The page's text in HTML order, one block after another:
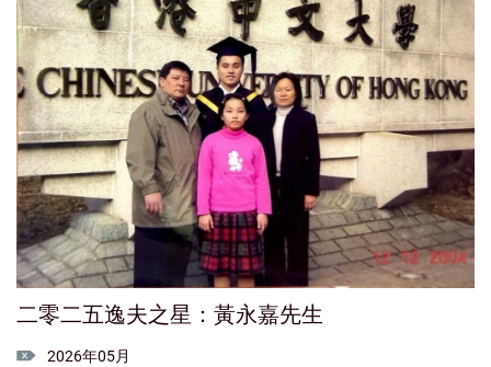
二零二五逸夫之星：黃永嘉先生
2026年05月